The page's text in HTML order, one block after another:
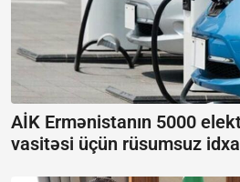
AİK Ermənistanın 5000
vasitəsi üçün rüsumsuz idxal